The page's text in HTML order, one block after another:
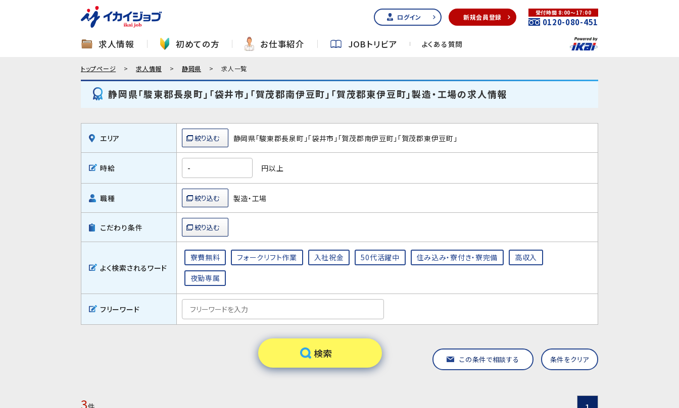
ログイン 新規会員登録
受付時間 8:00～17:00
0120-080-451
求人情報 初めての方 お仕事紹介 JOBトリビア よくある質問
トップページ 求人情報 静岡県 求人一覧
静岡県「駿東郡長泉町」「袋井市」「賀茂郡南伊豆町」「賀茂郡東伊豆町」製造・工場の求人情報
エリア 静岡県「駿東郡長泉町」「袋井市」「賀茂郡南伊豆町」「賀茂郡東伊豆町」
時給 円以上
職種 製造・工場
こだわり条件
よく検索されるワード
寮費無料 フォークリフト作業 入社祝金 50代活躍中 住み込み・寮付き・寮完備 高収入
夜勤専属
フリーワード
この条件で相談する 条件をクリア
3